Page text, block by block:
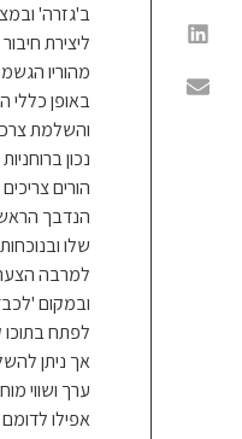
ב'גזרה'
ליצירת
מהוריו
באופן כללי
והשלמת
נכון
הורים
הנדבך
שלו
למרבה
ובמקום
לפתח
אך ניתן
ערך ושווי
אפילו